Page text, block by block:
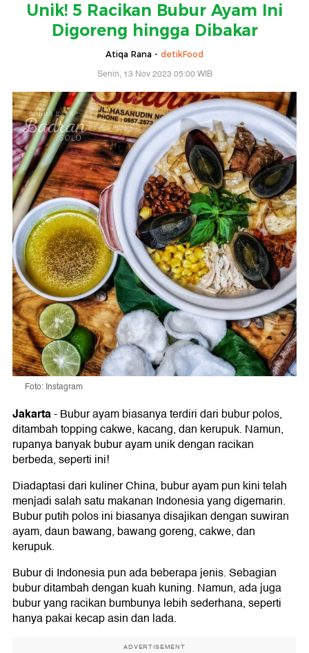
Unik! 5 Racikan Bubur Ayam Ini
Digoreng hingga Dibakar
Atiqa Rana - detikFood
Senin, 13 Nov 2023 05:00 WIB
Foto: Instagram
Jakarta-Bubur ayam biasanya terdiri dari bubur polos,
ditambah topping cakwe, kacang, dan kerupuk. Namun,
rupanya banyak bubur ayam unik dengan racikan
berbeda, seperti ini!
Diadaptasi dari kuliner China, bubur ayam pun kini telah
menjadi salah satu makanan Indonesia yang digemarin.
Bubur putih polos ini biasanya disajikan dengan suwiran
ayam, daun bawang, bawang goreng, cakwe, dan
kerupuk.
Bubur di Indonesia pun ada beberapa jenis. Sebagian
bubur ditambah dengan kuah kuning. Namun, ada juga
bubur yang racikan bumbunya lebih sederhana, seperti
hanya pakai kecap asin dan lada.
ADVERTISEMENT